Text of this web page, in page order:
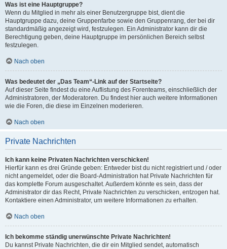
Was ist eine Hauptgruppe?
Wenn du Mitglied in mehr als einer Benutzergruppe bist, dient die
Hauptgruppe dazu, deine Gruppenfarbe sowie den Gruppenrang, der bei dir
standardmäßig angezeigt wird, festzulegen. Ein Administrator kann dir die
Berechtigung geben, deine Hauptgruppe im persönlichen Bereich selbst
festzulegen.
Nach oben
Was bedeutet der „Das Team“-Link auf der Startseite?
Auf dieser Seite findest du eine Auflistung des Forenteams, einschließlich der
Administratoren, der Moderatoren. Du findest hier auch weitere Informationen
wie die Foren, die diese im Einzelnen moderieren.
Nach oben
Private Nachrichten
Ich kann keine Privaten Nachrichten verschicken!
Hierfür kann es drei Gründe geben: Entweder bist du nicht registriert und / oder
nicht angemeldet, oder die Board-Administration hat Private Nachrichten für
das komplette Forum ausgeschaltet. Außerdem könnte es sein, dass der
Administrator dir das Recht, Private Nachrichten zu verschicken, entzogen hat.
Kontaktiere einen Administrator, um weitere Informationen zu erhalten.
Nach oben
Ich bekomme ständig unerwünschte Private Nachrichten!
Du kannst Private Nachrichten, die dir ein Mitglied sendet, automatisch